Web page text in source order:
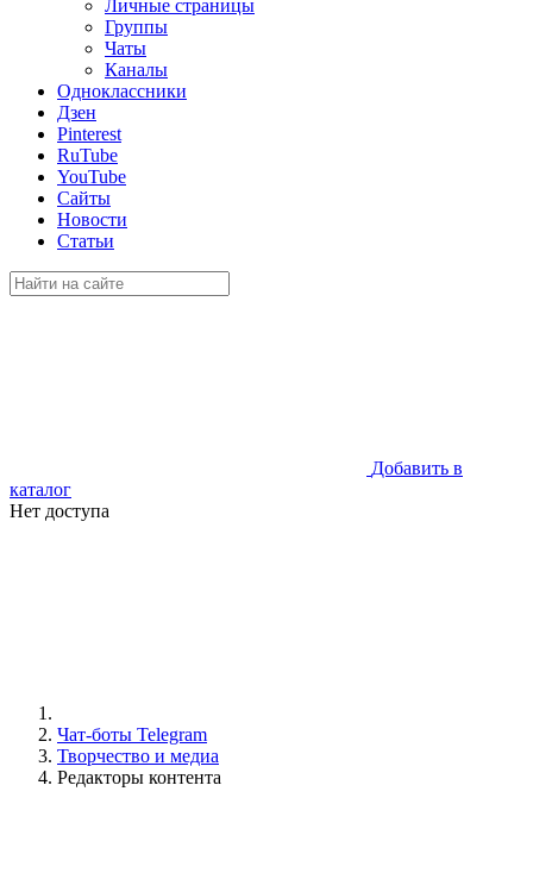
Личные страницы
Группы
Чаты
Каналы
Одноклассники
Дзен
Pinterest
RuTube
YouTube
Сайты
Новости
Статьи
Добавить в
каталог
Нет доступа
Чат-боты Telegram
Творчество и медиа
Редакторы контента